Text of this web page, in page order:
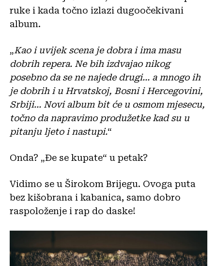
ruke i kada točno izlazi dugoočekivani
album.
„Kao i uvijek scena je dobra i ima masu
dobrih repera. Ne bih izdvajao nikog
posebno da se ne najede drugi… a mnogo ih
je dobrih i u Hrvatskoj, Bosni i Hercegovini,
Srbiji… Novi album bit će u osmom mjesecu,
točno da napravimo produžetke kad su u
pitanju ljeto i nastupi.“
Onda? „Đe se kupate“ u petak?
Vidimo se u Širokom Brijegu. Ovoga puta
bez kišobrana i kabanica, samo dobro
raspoloženje i rap do daske!